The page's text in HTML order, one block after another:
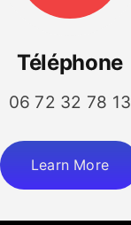
Téléphone
06 72 32 78 13
Learn More